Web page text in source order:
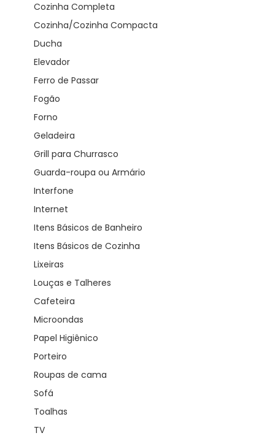
Cozinha Completa
Cozinha/Cozinha Compacta
Ducha
Elevador
Ferro de Passar
Fogão
Forno
Geladeira
Grill para Churrasco
Guarda-roupa ou Armário
Interfone
Internet
Itens Básicos de Banheiro
Itens Básicos de Cozinha
Lixeiras
Louças e Talheres
Cafeteira
Microondas
Papel Higiênico
Porteiro
Roupas de cama
Sofá
Toalhas
TV